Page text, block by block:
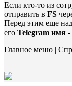
Если кто-то из
отправить в FS
Перед этим еще
его Telegram имя -
Главное меню |